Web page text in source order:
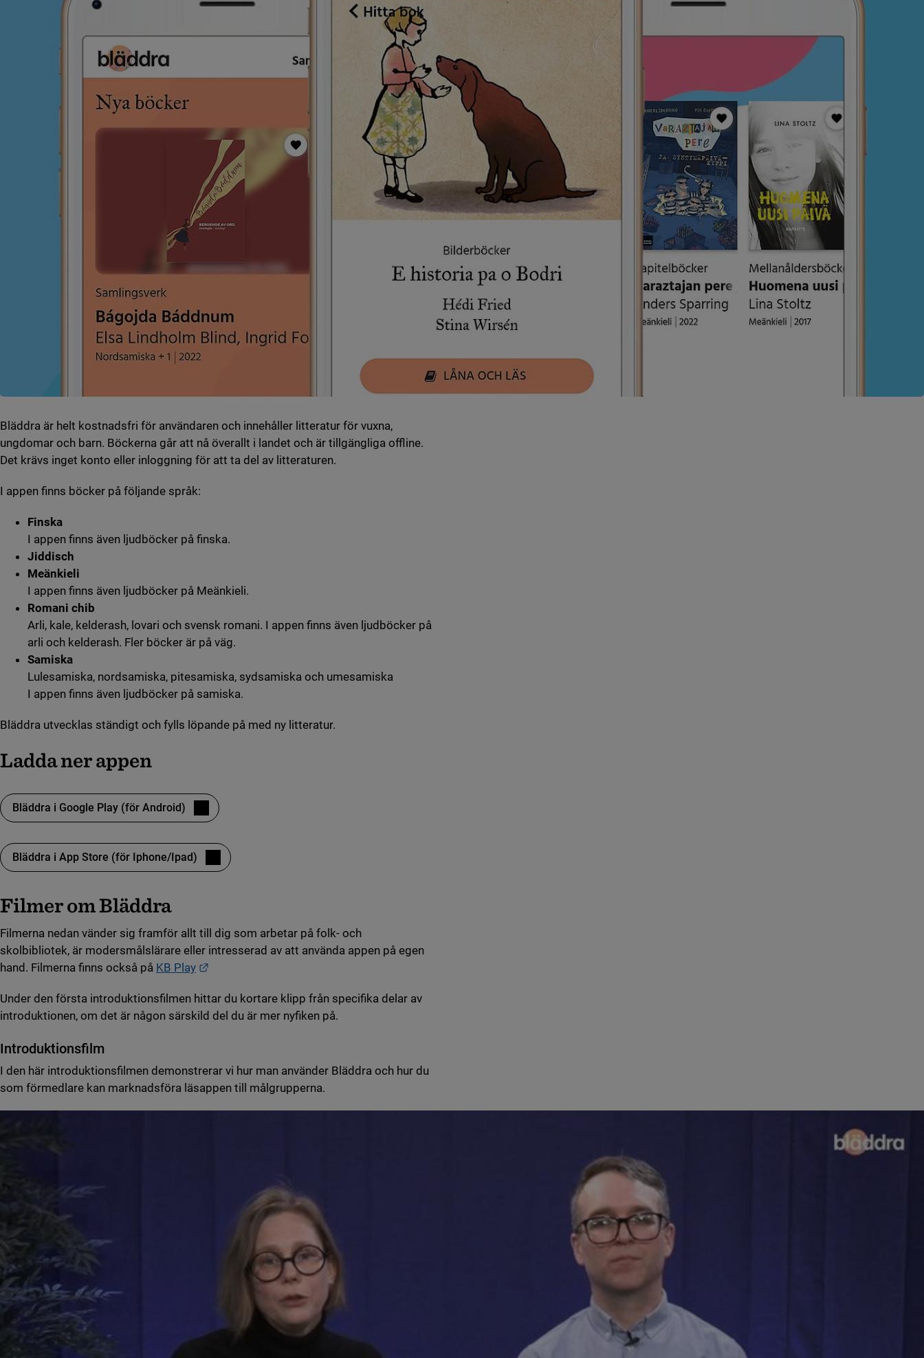
Bläddra är helt kostnadsfri för användaren och innehåller litteratur för vuxna,
ungdomar och barn. Böckerna går att nå överallt i landet och är tillgängliga offline.
Det krävs inget konto eller inloggning för att ta del av litteraturen.
I appen finns böcker på följande språk:
Finska
I appen finns även ljudböcker på finska.
Jiddisch
Meänkieli
I appen finns även ljudböcker på Meänkieli.
Romani chib
Arli, kale, kelderash, lovari och svensk romani. I appen finns även ljudböcker på
arli och kelderash. Fler böcker är på väg.
Samiska
Lulesamiska, nordsamiska, pitesamiska, sydsamiska och umesamiska
I appen finns även ljudböcker på samiska.
Bläddra utvecklas ständigt och fylls löpande på med ny litteratur.
Ladda ner appen
Bläddra i Google Play (för Android)
(länk till annan webbplats)
Bläddra i App Store (för Iphone/Ipad)
(länk till annan webbplats)
Filmer om Bläddra
Filmerna nedan vänder sig framför allt till dig som arbetar på folk- och
skolbibliotek, är modersmålslärare eller intresserad av att använda appen på egen
hand. Filmerna finns också på KB Play
Under den första introduktionsfilmen hittar du kortare klipp från specifika delar av
introduktionen, om det är någon särskild del du är mer nyfiken på.
Introduktionsfilm
I den här introduktionsfilmen demonstrerar vi hur man använder Bläddra och hur du
som förmedlare kan marknadsföra läsappen till målgrupperna.